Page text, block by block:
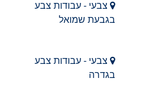
צבעי - עבודות צבע
בגבעת שמואל
צבעי - עבודות צבע
בגדרה